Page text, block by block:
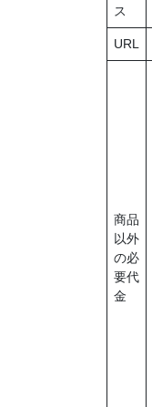
ス
URL
商品
以外
の必
要代
金